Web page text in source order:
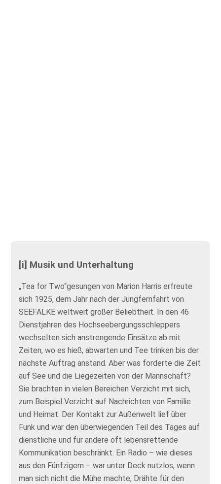
[i] Musik und Unterhaltung
„Tea for Two“gesungen von Marion Harris erfreute
sich 1925, dem Jahr nach der Jungfernfahrt von
SEEFALKE weltweit großer Beliebtheit. In den 46
Dienstjahren des Hochseebergungsschleppers
wechselten sich anstrengende Einsätze ab mit
Zeiten, wo es hieß, abwarten und Tee trinken bis der
nächste Auftrag anstand. Aber was forderte die Zeit
auf See und die Liegezeiten von der Mannschaft?
Sie brachten in vielen Bereichen Verzicht mit sich,
zum Beispiel Verzicht auf Nachrichten von Familie
und Heimat. Der Kontakt zur Außenwelt lief über
Funk und war den überwiegenden Teil des Tages auf
dienstliche und für andere oft lebensrettende
Kommunikation beschränkt. Ein Radio – wie dieses
aus den Fünfzigern – war unter Deck nutzlos, wenn
man sich nicht die Mühe machte, Drähte für den